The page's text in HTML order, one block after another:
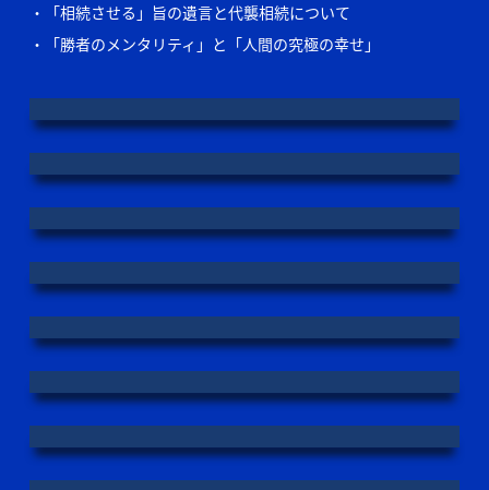
「相続させる」旨の遺言と代襲相続について
「勝者のメンタリティ」と「人間の究極の幸せ」